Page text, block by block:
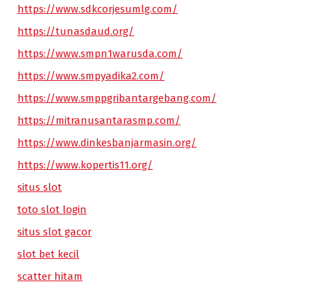
https://www.sdkcorjesumlg.com/
https://tunasdaud.org/
https://www.smpn1warusda.com/
https://www.smpyadika2.com/
https://www.smppgribantargebang.com/
https://mitranusantarasmp.com/
https://www.dinkesbanjarmasin.org/
https://www.kopertis11.org/
situs slot
toto slot login
situs slot gacor
slot bet kecil
scatter hitam